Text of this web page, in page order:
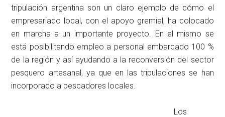
tripulación argentina son un claro ejemplo de cómo el
empresariado local, con el apoyo gremial, ha colocado
en marcha a un importante proyecto. En el mismo se
está posibilitando empleo a personal embarcado 100 %
de la región y así ayudando a la reconversión del sector
pesquero artesanal, ya que en las tripulaciones se han
incorporado a pescadores locales.
Los